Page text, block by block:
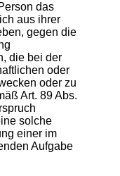
das
aus ihrer
gegen die
die bei der
oder
oder zu
Art. 89 Abs.
solche
einer im
Aufgabe